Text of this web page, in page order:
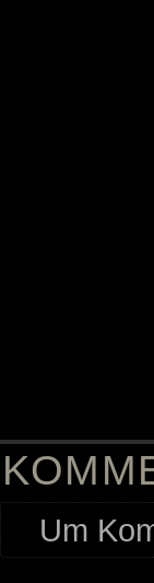
Um